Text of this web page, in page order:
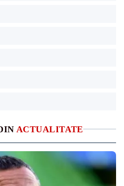
ACTUALITATE